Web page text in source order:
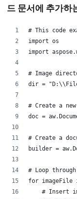
드 문서에 추가하
# This code
import os
import
# Image
dir =
# Create a new
doc =
# Create a
builder =
# Loop
for
# Insert